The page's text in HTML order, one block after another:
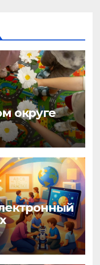
округе
Дню
практик